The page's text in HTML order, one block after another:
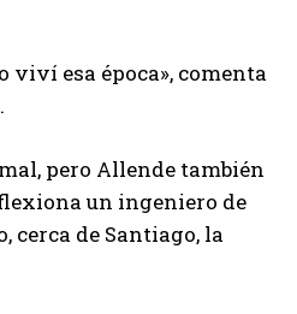
viví esa época», comenta
pero Allende también
un ingeniero de
cerca de Santiago, la